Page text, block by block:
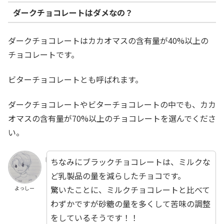
ダークチョコレートはダメなの？
ダークチョコレートはカカオマスの含有量が40%以上の
チョコレートです。
ビターチョコレートとも呼ばれます。
ダークチョコレートやビターチョコレートの中でも、カカ
オマスの含有量が70%以上のチョコレートを選んでくださ
い。
よっしー
ちなみにブラックチョコレートは、ミルクな
ど乳製品の量を減らしたチョコです。
驚いたことに、ミルクチョコレートと比べて
わずかですが砂糖の量を多くして苦味の調整
をしているそうです！！